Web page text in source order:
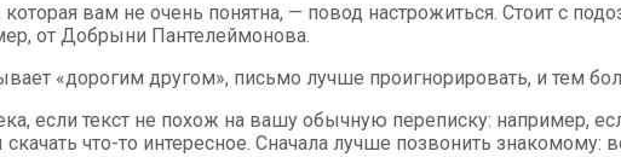
вам не очень понятна, — повод настрожиться. Стоит с
от Добрыни Пантелеймонова.
«дорогим другом», письмо лучше проигнорировать, и тем
если текст не похож на вашу обычную переписку: например,
что-то интересное. Сначала лучше позвонить знакомому: